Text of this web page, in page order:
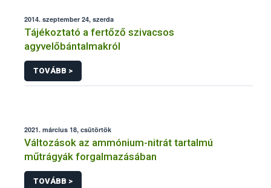
2014. szeptember 24, szerda
Tájékoztató a fertőző szivacsos
agyvelőbántalmakról
TOVÁBB >
2021. március 18, csütörtök
Változások az ammónium-nitrát tartalmú
műtrágyák forgalmazásában
TOVÁBB >